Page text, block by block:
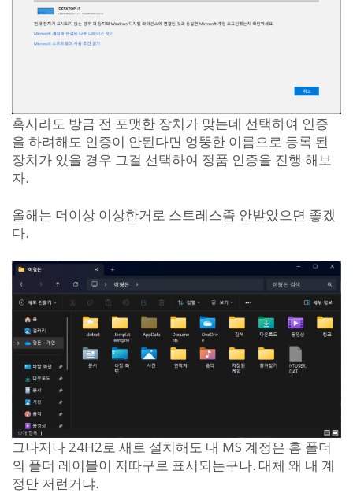
혹시라도 방금 전 포맷한 장치가 맞는데 선택하여 인증
을 하려해도 인증이 안된다면 엉뚱한 이름으로 등록 된
장치가 있을 경우 그걸 선택하여 정품 인증을 진행 해보
자.
올해는 더이상 이상한거로 스트레스좀 안받았으면 좋겠
다.
그나저나 24H2로 새로 설치해도 내 MS 계정은 홈 폴더
의 폴더 레이블이 저따구로 표시되는구나. 대체 왜 내 계
정만 저런거냐.